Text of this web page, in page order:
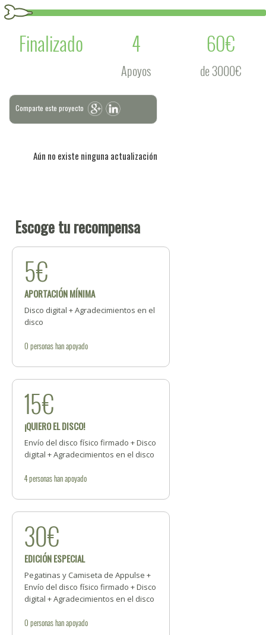
Finalizado
4
Apoyos
60€
de 3000€
Comparte este proyecto
Aún no existe ninguna actualización
Escoge tu recompensa
5€
APORTACIÓN MÍNIMA
Disco digital + Agradecimientos en el
disco
0 personashan apoyado
15€
¡QUIERO EL DISCO!
Envío del disco físico firmado + Disco
digital + Agradecimientos en el disco
4personashan apoyado
30€
EDICIÓN ESPECIAL
Pegatinas y Camiseta de Appulse +
Envío del disco físico firmado + Disco
digital + Agradecimientos en el disco
0 personashan apoyado